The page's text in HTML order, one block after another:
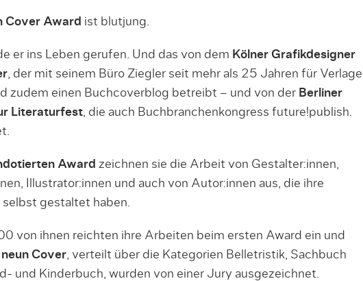
Cover Award ist blutjung.
er ins Leben gerufen. Und das von dem Kölner Grafikdesigner
, der mit seinem Büro Ziegler seit mehr als 25 Jahren für Verlage
zudem einen Buchcoverblog betreibt – und von der Berliner
Literaturfest, die auch Buchbranchenkongress future!publish.
Award zeichnen sie die Arbeit von Gestalter:innen,
Illustrator:innen und auch von Autor:innen aus, die ihre
selbst gestaltet haben.
von ihnen reichten ihre Arbeiten beim ersten Award ein und
Cover, verteilt über die Kategorien Belletristik, Sachbuch
und Kinderbuch, wurden von einer Jury ausgezeichnet.